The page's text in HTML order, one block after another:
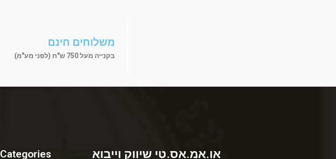
משלוחים חינם
בקנייה מעל 750 ש"ח (לפני מע"מ)
או.אמ.אס.טי שיווק וייבוא
Categories